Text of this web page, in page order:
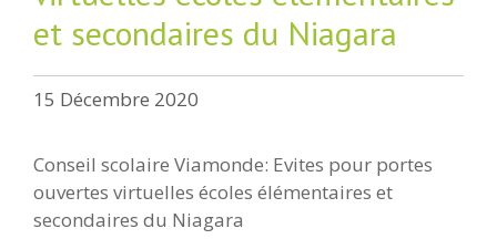
et secondaires du Niagara
15 Décembre 2020
Conseil scolaire Viamonde: Evites pour portes
ouvertes virtuelles écoles élémentaires et
secondaires du Niagara